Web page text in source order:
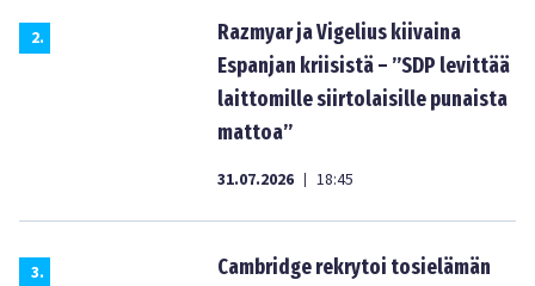
2.
Razmyar ja Vigelius kiivaina
Espanjan kriisistä – ”SDP levittää
laittomille siirtolaisille punaista
mattoa”
31.07.2026 | 18:45
3.
Cambridge rekrytoi tosielämän